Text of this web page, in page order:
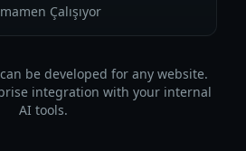
Çalışıyor
be developed for any website.
integration with your internal
AI tools.